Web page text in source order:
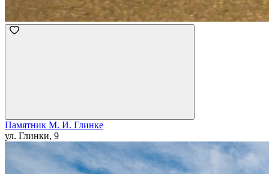
Памятник М. И. Глинке
ул. Глинки, 9